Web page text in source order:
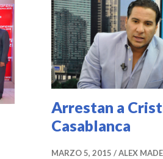
Arrestan a
Casablanca
MARZO 5, 2015 ALEX